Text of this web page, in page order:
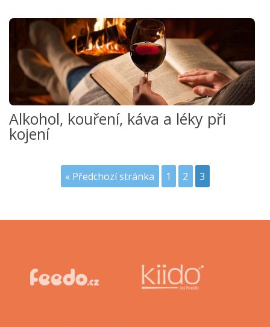
Alkohol, kouření, káva a léky při
kojení
« Předchozí stránka 1 2 3